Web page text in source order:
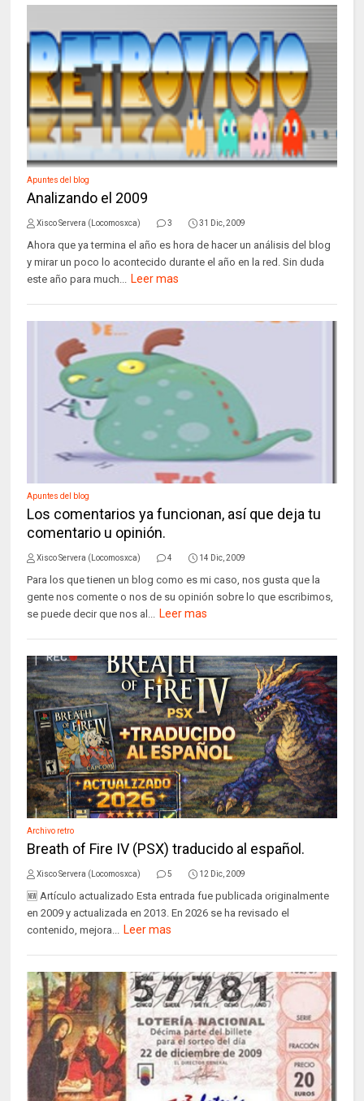
Apuntes del blog
Analizando el 2009
Xisco Servera (Locomosxca) 3 31 Dic, 2009
Ahora que ya termina el año es hora de hacer un análisis del blog
y mirar un poco lo acontecido durante el año en la red. Sin duda
este año para much...
Leer mas
Apuntes del blog
Los comentarios ya funcionan, así que deja tu
comentario u opinión.
Xisco Servera (Locomosxca) 4 14 Dic, 2009
Para los que tienen un blog como es mi caso, nos gusta que la
gente nos comente o nos de su opinión sobre lo que escribimos,
se puede decir que nos al...
Leer mas
Archivo retro
Breath of Fire IV (PSX) traducido al español.
Xisco Servera (Locomosxca) 5 12 Dic, 2009
🆕 Artículo actualizado Esta entrada fue publicada originalmente
en 2009 y actualizada en 2013. En 2026 se ha revisado el
contenido, mejora...
Leer mas